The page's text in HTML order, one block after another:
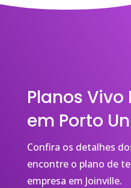
Planos Vivo
em Porto
Confira os detalhes
encontre o plano de
empresa em Joinville.